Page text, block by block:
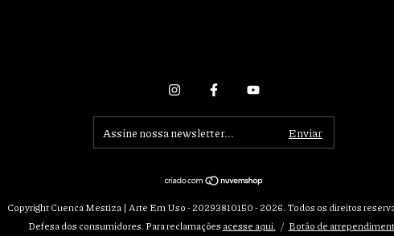
Copyright Cuenca Mestiza | Arte Em Uso - 20293810150 - 2026. Todos os direitos
Defesa dos consumidores. Para reclamações acesse aqui. / Botão de